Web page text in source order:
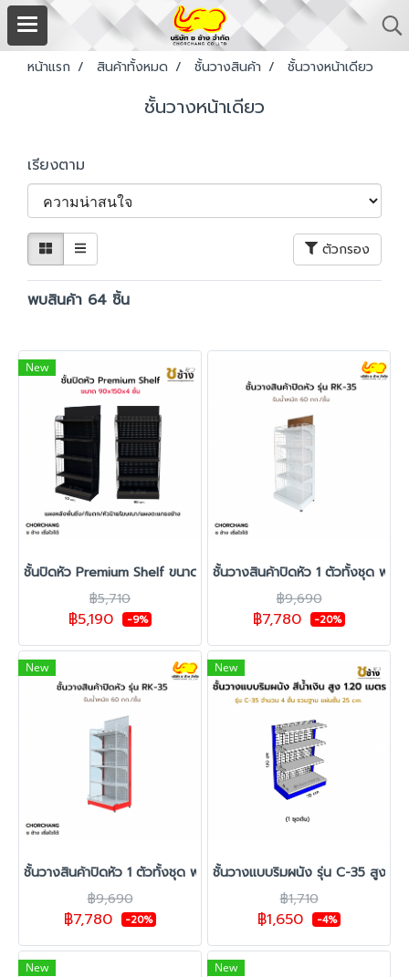
หน้าแรก สินค้าทั้งหมด ชั้นวางสินค้า ชั้นวางหน้าเดียว
ชั้นวางหน้าเดียว
เรียงตาม
ตัวกรอง
พบสินค้า 64 ชิ้น
New
ชั้นปิดหัว Premium Shelf ขนาด 90x150x4 ชั้น
฿5,710
฿5,190 -9%
ชั้นวางสินค้าปิดหัว 1 ตัวทั้งชุด พร้อ
฿9,690
฿7,780 -20%
New
ชั้นวางสินค้าปิดหัว 1 ตัวทั้งชุด พร้อมป้าย
฿9,690
฿7,780 -20%
New
ชั้นวางแบบริมผนัง รุ่น C-35 สูง
฿1,710
฿1,650 -4%
New New